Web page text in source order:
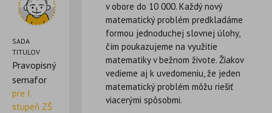
SADA
TITULOV
Pravopisný
semafor
pre I.
stupeň ZŠ
v obore do 10 000. Každý nový
matematický problém predkladáme
formou jednoduchej slovnej úlohy,
čím poukazujeme na využitie
matematiky v bežnom živote. Žiakov
vedieme aj k uvedomeniu, že jeden
matematický problém môžu riešiť
viacerými spôsobmi.